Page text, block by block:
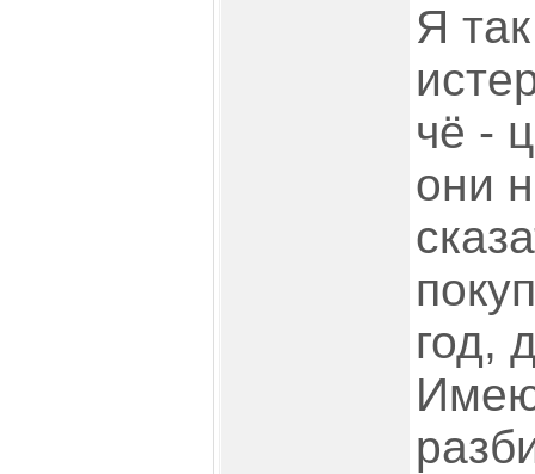
Я
чё -
они
год,